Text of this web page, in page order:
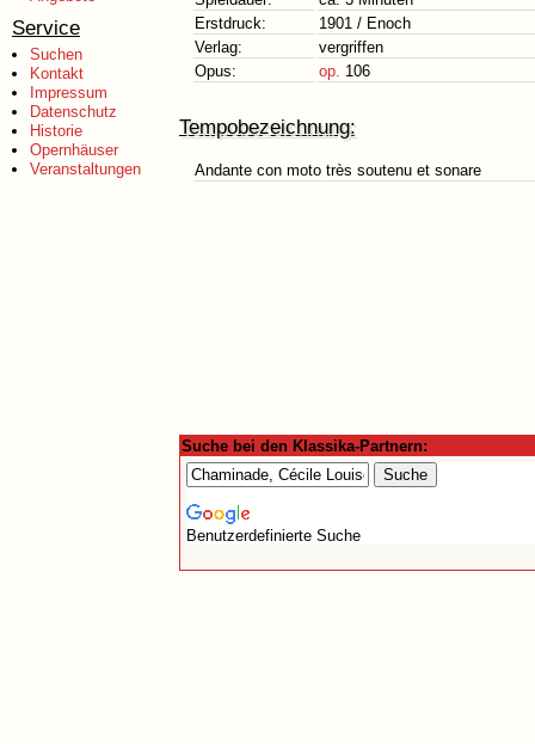
Service
Suchen
Kontakt
Impressum
Datenschutz
Historie
Opernhäuser
Veranstaltungen
Erstdruck:
1901 / Enoch
Verlag:
vergriffen
Opus:
op. 106
Tempobezeichnung:
Andante con moto très soutenu et sonare
Suche bei den Klassika-Partnern:
Benutzerdefinierte Suche